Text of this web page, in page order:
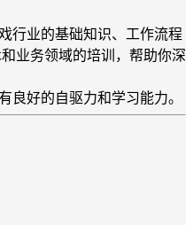
行业的基础知识、工作流程
业务领域的培训，帮助你深
良好的自驱力和学习能力。